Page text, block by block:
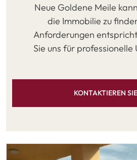
Neue Goldene Meile
die Immobilie zu
Anforderungen
Sie uns für professionelle
KONTAKTIEREN